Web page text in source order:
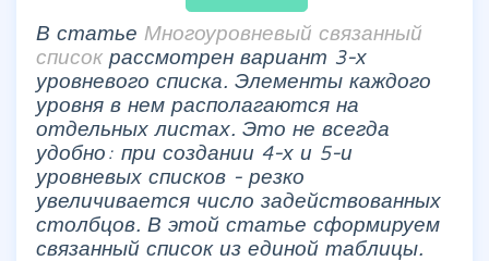
В статье Многоуровневый связанный
список рассмотрен вариант 3-х
уровневого списка. Элементы каждого
уровня в нем располагаются на
отдельных листах. Это не всегда
удобно: при создании 4-х и 5-и
уровневых списков - резко
увеличивается число задействованных
столбцов. В этой статье сформируем
связанный список из единой таблицы.